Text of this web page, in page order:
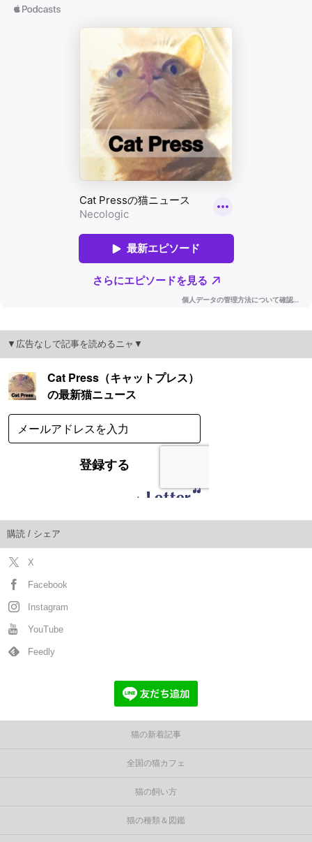
▼広告なしで記事を読めるニャ▼
購読 / シェア
X
Facebook
Instagram
YouTube
Feedly
猫の新着記事
全国の猫カフェ
猫の飼い方
猫の種類＆図鑑